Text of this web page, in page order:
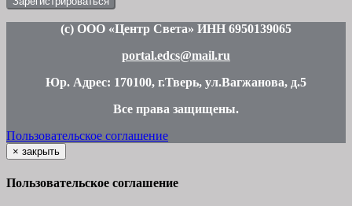
(c) ООО «Центр Света» ИНН 6950139065
portal.edcs@mail.ru
Юр. Адрес: 170100, г.Тверь, ул.Вагжанова, д.5
Все права защищены.
Пользовательское соглашение
× закрыть
Пользовательское соглашение